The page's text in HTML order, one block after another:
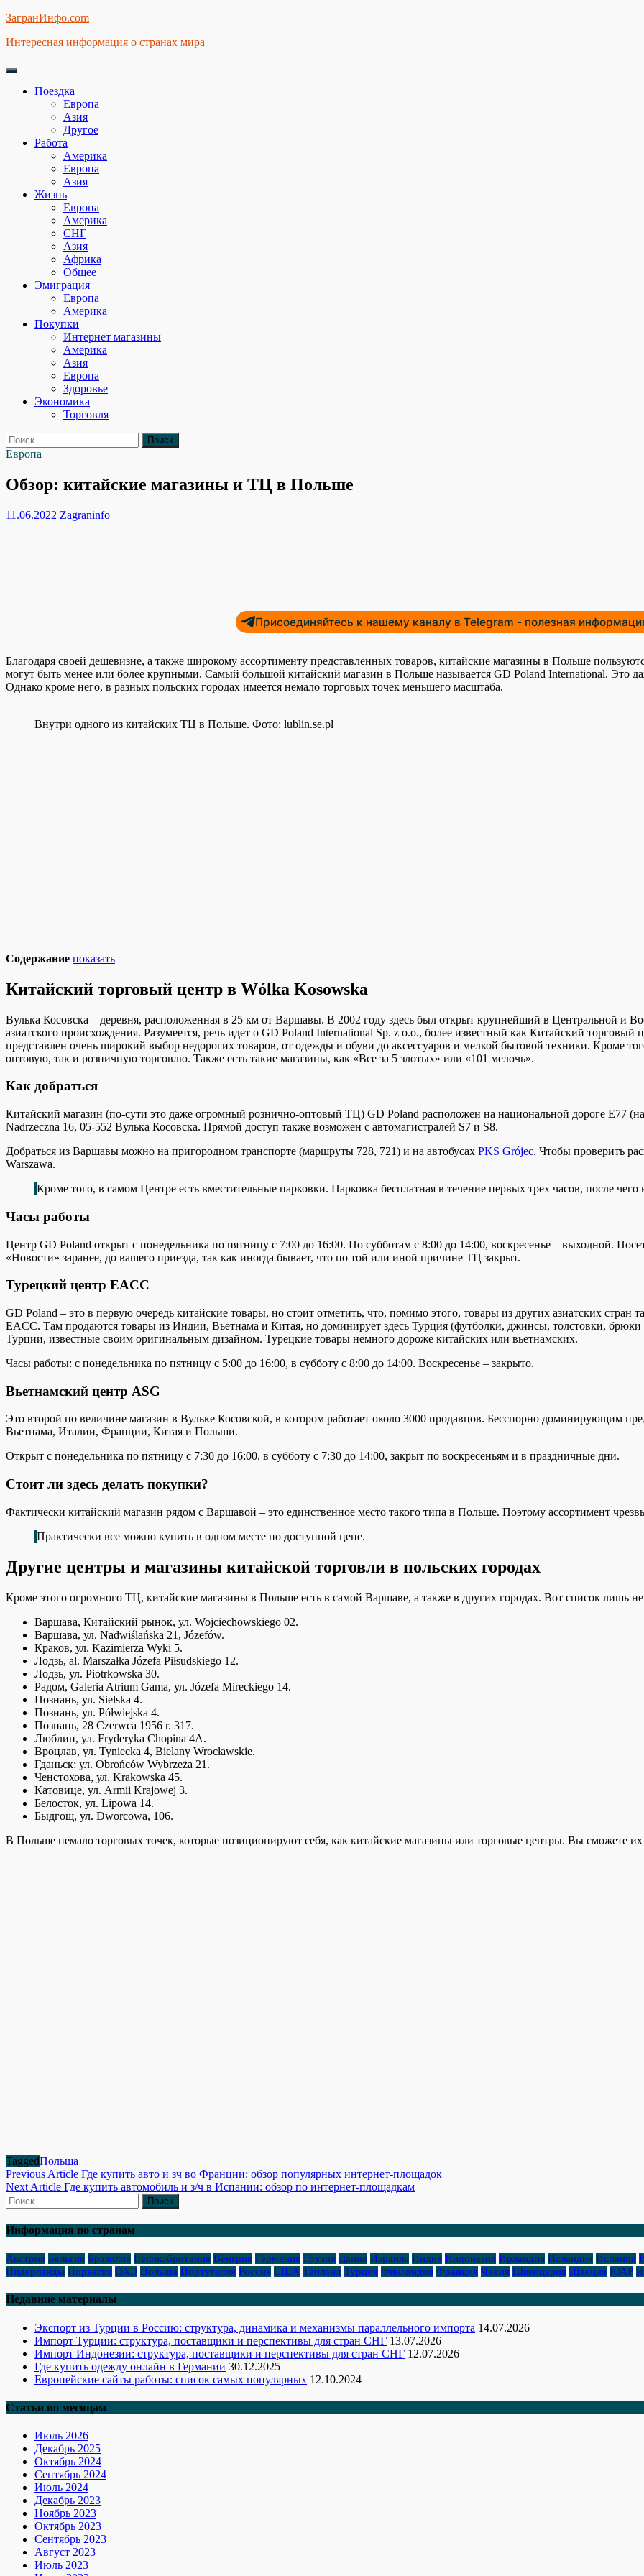
Skip
content
ЗагранИнфо.com
Интересная информация о странах мира
Поездка
Европа
Азия
Другое
Работа
Америка
Европа
Азия
Жизнь
Европа
Америка
СНГ
Азия
Африка
Общее
Эмиграция
Европа
Америка
Покупки
Интернет магазины
Америка
Азия
Европа
Здоровье
Экономика
Торговля
Найти:
Европа
Обзор: китайские магазины и ТЦ в Польше
11.06.2022 Zagraninfo
Присоединяйтесь к нашему каналу в Telegram - полезная
Благодаря своей дешевизне, а также широкому ассортименту представленных товаров, китайские магазины в Польше
могут быть менее или более крупными. Самый большой китайский магазин в Польше называется GD Poland International. Это
Однако кроме него, в разных польских городах имеется немало торговых точек меньшего масштаба.
Внутри одного из китайских ТЦ в Польше. Фото: lublin.se.pl
Содержание показать
Китайский торговый центр в Wólka Kosowska
Вулька Косовска – деревня, расположенная в 25 км от Варшавы. В 2002 году здесь был открыт крупнейший в Центральной и
азиатского происхождения. Разумеется, речь идет о GD Poland International Sp. z o.o., более известный как Китайский
представлен очень широкий выбор недорогих товаров, от одежды и обуви до аксессуаров и мелкой бытовой техники. Кроме
оптовую, так и розничную торговлю. Также есть такие магазины, как «Все за 5 злотых» или «101 мелочь».
Как добраться
Китайский магазин (по-сути это даже огромный рознично-оптовый ТЦ) GD Poland расположен на национальной дороге E77
Nadrzeczna 16, 05-552 Вулька Косовска. Прямой доступ также возможен с автомагистралей S7 и S8.
Добраться из Варшавы можно на пригородном транспорте (маршруты 728, 721) и на автобусах PKS Grójec. Чтобы проверить
Warszawa.
Кроме того, в самом Центре есть вместительные парковки. Парковка бесплатная в течение первых трех часов, после чего
Часы работы
Центр GD Poland открыт с понедельника по пятницу с 7:00 до 16:00. По субботам с 8:00 до 14:00, воскресенье – выходной.
«Новости» заранее, до вашего приезда, так как иногда бывает, что по той или иной причине ТЦ закрыт.
Турецкий центр EACC
GD Poland – это в первую очередь китайские товары, но стоит отметить, что, помимо этого, товары из других азиатских
EACC. Там продаются товары из Индии, Вьетнама и Китая, но доминирует здесь Турция (футболки, джинсы, толстовки,
Турции, известные своим оригинальным дизайном. Турецкие товары немного дороже китайских или вьетнамских.
Часы работы: с понедельника по пятницу с 5:00 до 16:00, в субботу с 8:00 до 14:00. Воскресенье – закрыто.
Вьетнамский центр ASG
Это второй по величине магазин в Вульке Косовской, в котором работает около 3000 продавцов. Бесспорно доминирующим
Вьетнама, Италии, Франции, Китая и Польши.
Открыт с понедельника по пятницу с 7:30 до 16:00, в субботу с 7:30 до 14:00, закрыт по воскресеньям и в праздничные дни.
Стоит ли здесь делать покупки?
Фактически китайский магазин рядом с Варшавой – это единственное место такого типа в Польше. Поэтому ассортимент
Практически все можно купить в одном месте по доступной цене.
Другие центры и магазины китайской торговли в польских городах
Кроме этого огромного ТЦ, китайские магазины в Польше есть в самой Варшаве, а также в других городах. Вот список лишь
Варшава, Китайский рынок, ул. Wojciechowskiego 02.
Варшава, ул. Nadwiślańska 21, Józefów.
Краков, ул. Kazimierza Wyki 5.
Лодзь, al. Marszałka Józefa Piłsudskiego 12.
Лодзь, ул. Piotrkowska 30.
Радом, Galeria Atrium Gama, ул. Józefa Mireckiego 14.
Познань, ул. Sielska 4.
Познань, ул. Półwiejska 4.
Познань, 28 Czerwca 1956 r. 317.
Люблин, ул. Fryderyka Chopina 4A.
Вроцлав, ул. Tyniecka 4, Bielany Wrocławskie.
Гданьск: ул. Obrońców Wybrzeża 21.
Ченстохова, ул. Krakowska 45.
Катовице, ул. Armii Krajowej 3.
Белосток, ул. Lipowa 14.
Быдгощ, ул. Dworcowa, 106.
В Польше немало торговых точек, которые позиционируют себя, как китайские магазины или торговые центры. Вы сможете
TaggedПольша
Навигация
по
записям
Previous Article Где купить авто и зч во Франции: обзор популярных интернет-площадок
Next Article Где купить автомобиль и з/ч в Испании: обзор по интернет-площадкам
Найти:
Информация по странам
Австрия Бельгия Бразилия Великобритания Венгрия Германия Грузия Дания Израиль Индия Индонезия Ирландия Исландия Испания
Нидерланды Норвегия ОАЭ Польша Португалия Россия США Таиланд Турция Финляндия Франция Чехия Швейцария Швеция ЮАР
Недавние материалы
Экспорт из Турции в Россию: структура, динамика и механизмы параллельного импорта 14.07.2026
Импорт Турции: структура, поставщики и перспективы для стран СНГ 13.07.2026
Импорт Индонезии: структура, поставщики и перспективы для стран СНГ 12.07.2026
Где купить одежду онлайн в Германии 30.12.2025
Европейские сайты работы: список самых популярных 12.10.2024
Статьи по месяцам
Июль 2026
Декабрь 2025
Октябрь 2024
Сентябрь 2024
Июль 2024
Декабрь 2023
Ноябрь 2023
Октябрь 2023
Сентябрь 2023
Август 2023
Июль 2023